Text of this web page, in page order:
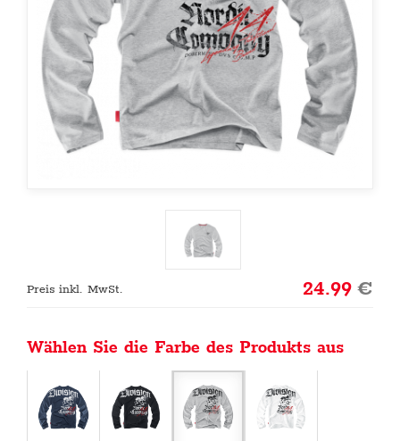
Preis inkl. MwSt. 24.99€
Wählen Sie die Farbe des Produkts aus